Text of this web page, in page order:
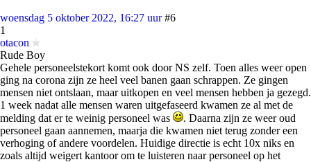
woensdag 5 oktober 2022, 16:27 uur #6
1
otacon
Rude Boy
Gehele personeelstekort komt ook door NS zelf. Toen alles weer open
ging na corona zijn ze heel veel banen gaan schrappen. Ze gingen
mensen niet ontslaan, maar uitkopen en veel mensen hebben ja gezegd.
1 week nadat alle mensen waren uitgefaseerd kwamen ze al met de
melding dat er te weinig personeel was
. Daarna zijn ze weer oud
personeel gaan aannemen, maarja die kwamen niet terug zonder een
verhoging of andere voordelen. Huidige directie is echt 10x niks en
zoals altijd weigert kantoor om te luisteren naar personeel op het